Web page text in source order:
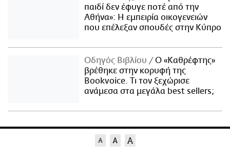
παιδί δεν έφυγε ποτέ από την
Αθήνα»: Η εμπειρία οικογενειών
που επέλεξαν σπουδές στην Κύπρο
Οδηγός Βιβλίου
Ο «Καθρέφτης»
βρέθηκε στην κορυφή της
Bookvoice. Τι τον ξεχώρισε
ανάμεσα στα μεγάλα best sellers;